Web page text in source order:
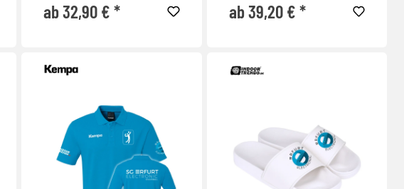
ab 32,90 € * ab 39,20 € *